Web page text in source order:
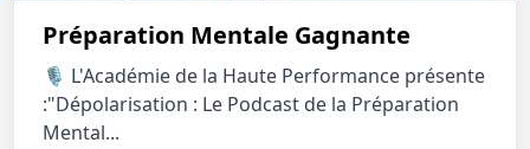
Préparation Mentale Gagnante
🎙 L'Académie de la Haute Performance présente
:"Dépolarisation : Le Podcast de la Préparation
Mental...